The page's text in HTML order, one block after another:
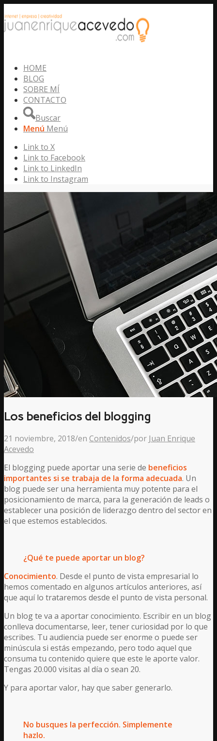
HOME
BLOG
SOBRE MÍ
CONTACTO
Buscar
Menú Menú
Link to X
Link to Facebook
Link to LinkedIn
Link to Instagram
Los beneficios del blogging
21 noviembre, 2018/en Contenidos/por Juan Enrique
Acevedo
El blogging puede aportar una serie de beneficios
importantes si se trabaja de la forma adecuada. Un
blog puede ser una herramienta muy potente para el
posicionamiento de marca, para la generación de leads o
establecer una posición de liderazgo dentro del sector en
el que estemos establecidos.
¿Qué te puede aportar un blog?
Conocimiento. Desde el punto de vista empresarial lo
hemos comentado en algunos artículos anteriores, así
que aquí lo trataremos desde el punto de vista personal.
Un blog te va a aportar conocimiento. Escribir en un blog
conlleva documentarse, leer, tener curiosidad por lo que
escribes. Tu audiencia puede ser enorme o puede ser
minúscula si estás empezando, pero todo aquel que
consuma tu contenido quiere que este le aporte valor.
Tengas 20.000 visitas al día o sean 20.
Y para aportar valor, hay que saber generarlo.
No busques la perfección. Simplemente
hazlo.